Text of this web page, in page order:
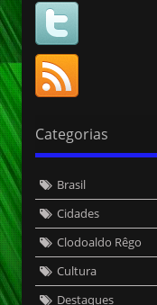
Categorias
Brasil
Cidades
Clodoaldo Rêgo
Cultura
Destaques